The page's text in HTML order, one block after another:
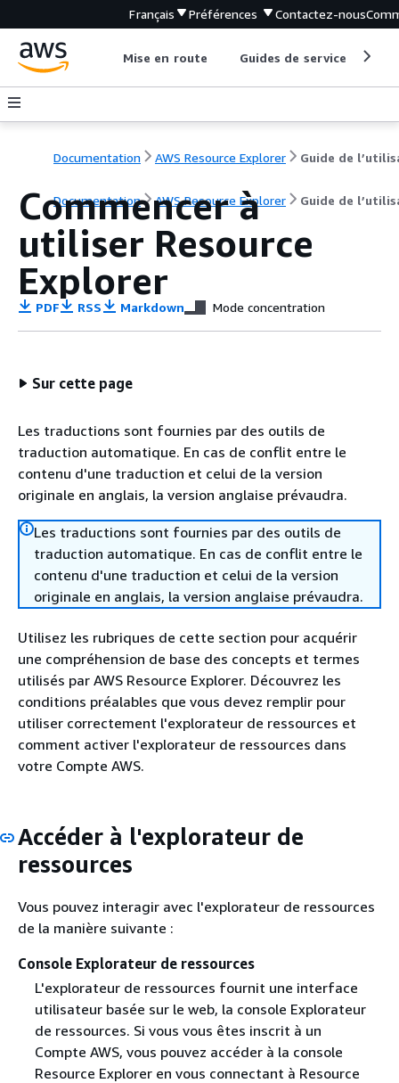
Français Préférences Contactez-nous
Mise en route Guides de service
Documentation AWS Resource Explorer
Documentation AWS Resource Explorer Guide de
Commencer à
utiliser Resource
Explorer
PDF RSS Markdown Mode concentration
Sur cette page
Les traductions sont fournies par des outils de
traduction automatique. En cas de conflit entre le
contenu d'une traduction et celui de la version
originale en anglais, la version anglaise prévaudra.
Les traductions sont fournies par des outils de
traduction automatique. En cas de conflit entre le
contenu d'une traduction et celui de la version
originale en anglais, la version anglaise prévaudra.
Utilisez les rubriques de cette section pour acquérir
une compréhension de base des concepts et termes
utilisés par AWS Resource Explorer. Découvrez les
conditions préalables que vous devez remplir pour
utiliser correctement l'explorateur de ressources et
comment activer l'explorateur de ressources dans
votre Compte AWS.
Accéder à l'explorateur de
ressources
Vous pouvez interagir avec l'explorateur de ressources
de la manière suivante :
Console Explorateur de ressources
L'explorateur de ressources fournit une interface
utilisateur basée sur le web, la console Explorateur
de ressources. Si vous vous êtes inscrit à un
Compte AWS, vous pouvez accéder à la console
Resource Explorer en vous connectant à Resource